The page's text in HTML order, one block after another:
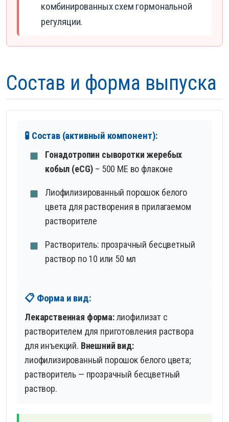
комбинированных схем гормональной
регуляции.
Состав и форма выпуска
🧪 Состав (активный компонент):
Гонадотропин сыворотки жеребых
кобыл (eCG) – 500 МЕ во флаконе
Лиофилизированный порошок белого
цвета для растворения в прилагаемом
растворителе
Растворитель: прозрачный бесцветный
раствор по 10 или 50 мл
📋 Форма и вид:
Лекарственная форма:лиофилизат с
растворителем для приготовления раствора
для инъекций. Внешний вид:
лиофилизированный порошок белого цвета;
растворитель — прозрачный бесцветный
раствор.